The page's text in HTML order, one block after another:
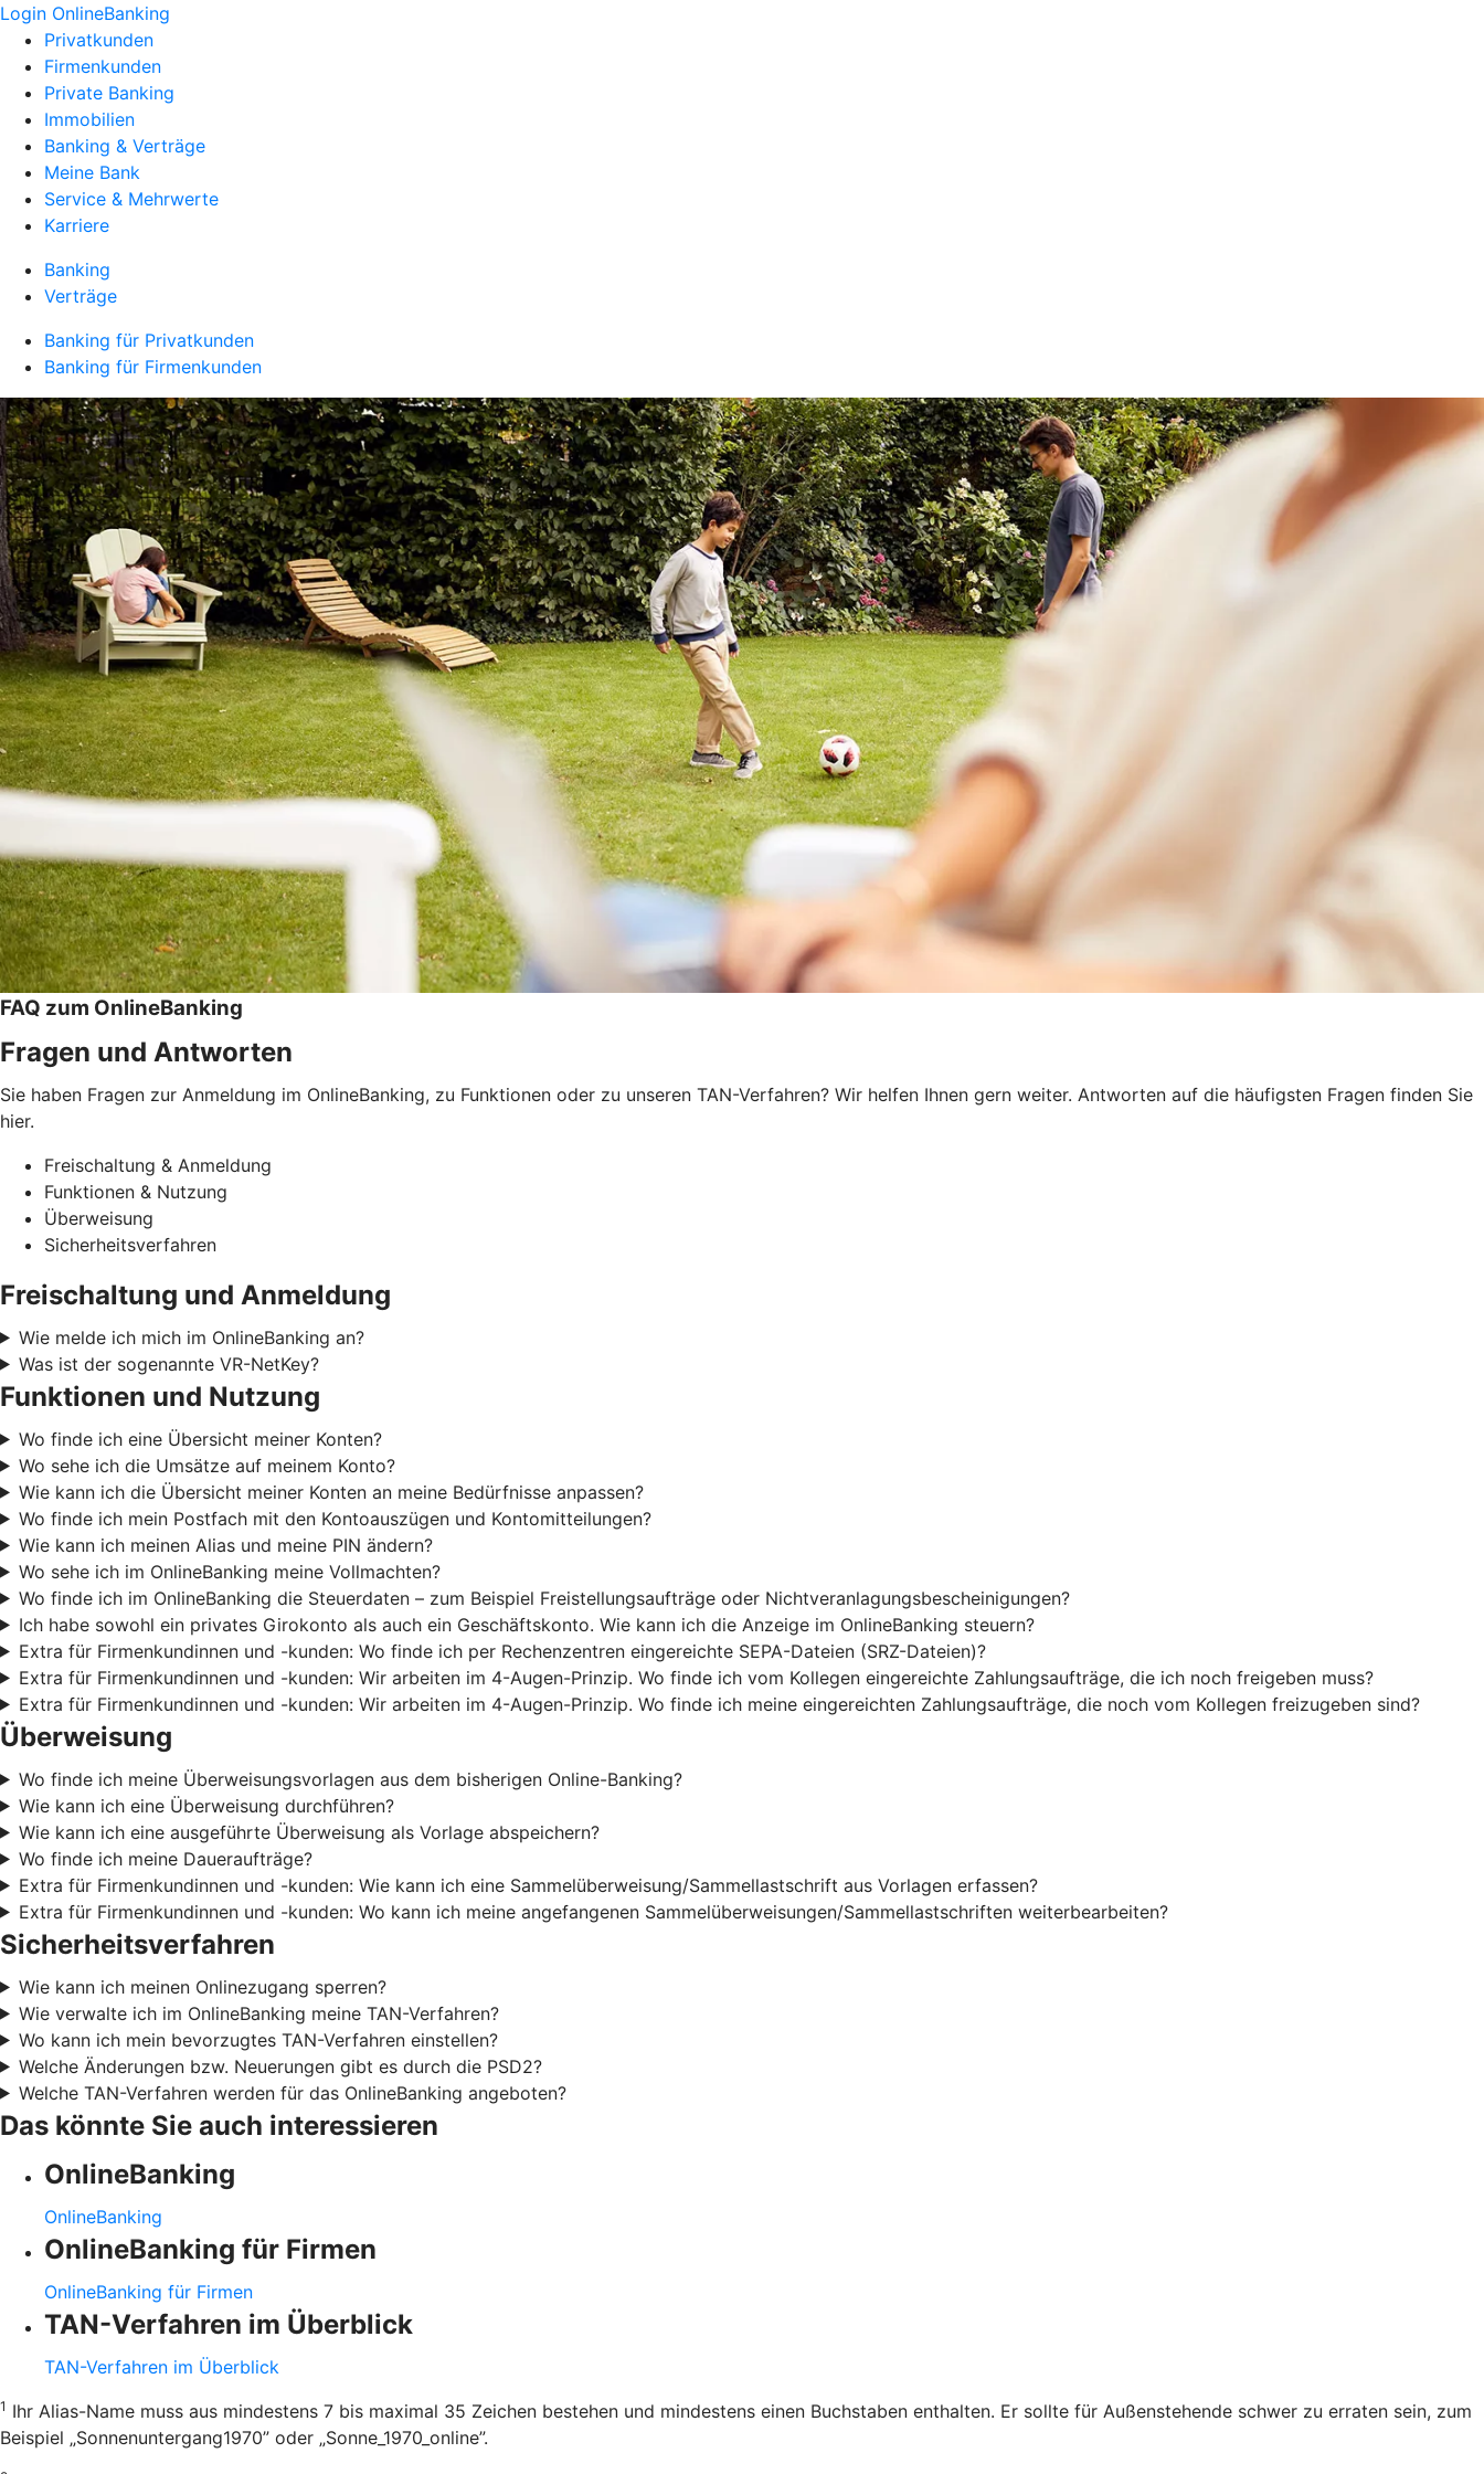
Login OnlineBanking
Privatkunden
Firmenkunden
Private Banking
Immobilien
Banking & Verträge
Meine Bank
Service & Mehrwerte
Karriere
Banking
Verträge
Banking für Privatkunden
Banking für Firmenkunden
FAQ zum OnlineBanking
Fragen und Antworten
Sie haben Fragen zur Anmeldung im OnlineBanking, zu Funktionen oder zu unseren TAN-Verfahren? Wir helfen Ihnen gern weiter. Antworten auf die häufigsten Fragen finden Sie
hier.
Freischaltung & Anmeldung
Funktionen & Nutzung
Überweisung
Sicherheitsverfahren
Freischaltung und Anmeldung
Wie melde ich mich im OnlineBanking an?
Was ist der sogenannte VR-NetKey?
Funktionen und Nutzung
Wo finde ich eine Übersicht meiner Konten?
Wo sehe ich die Umsätze auf meinem Konto?
Wie kann ich die Übersicht meiner Konten an meine Bedürfnisse anpassen?
Wo finde ich mein Postfach mit den Kontoauszügen und Kontomitteilungen?
Wie kann ich meinen Alias und meine PIN ändern?
Wo sehe ich im OnlineBanking meine Vollmachten?
Wo finde ich im OnlineBanking die Steuerdaten – zum Beispiel Freistellungsaufträge oder Nichtveranlagungsbescheinigungen?
Ich habe sowohl ein privates Girokonto als auch ein Geschäftskonto. Wie kann ich die Anzeige im OnlineBanking steuern?
Extra für Firmenkundinnen und -kunden: Wo finde ich per Rechenzentren eingereichte SEPA-Dateien (SRZ-Dateien)?
Extra für Firmenkundinnen und -kunden: Wir arbeiten im 4-Augen-Prinzip. Wo finde ich vom Kollegen eingereichte Zahlungsaufträge, die ich noch freigeben muss?
Extra für Firmenkundinnen und -kunden: Wir arbeiten im 4-Augen-Prinzip. Wo finde ich meine eingereichten Zahlungsaufträge, die noch vom Kollegen freizugeben sind?
Überweisung
Wo finde ich meine Überweisungsvorlagen aus dem bisherigen Online-Banking?
Wie kann ich eine Überweisung durchführen?
Wie kann ich eine ausgeführte Überweisung als Vorlage abspeichern?
Wo finde ich meine Daueraufträge?
Extra für Firmenkundinnen und -kunden: Wie kann ich eine Sammelüberweisung/Sammellastschrift aus Vorlagen erfassen?
Extra für Firmenkundinnen und -kunden: Wo kann ich meine angefangenen Sammelüberweisungen/Sammellastschriften weiterbearbeiten?
Sicherheitsverfahren
Wie kann ich meinen Onlinezugang sperren?
Wie verwalte ich im OnlineBanking meine TAN-Verfahren?
Wo kann ich mein bevorzugtes TAN-Verfahren einstellen?
Welche Änderungen bzw. Neuerungen gibt es durch die PSD2?
Welche TAN-Verfahren werden für das OnlineBanking angeboten?
Das könnte Sie auch interessieren
OnlineBanking
OnlineBanking
OnlineBanking für Firmen
OnlineBanking für Firmen
TAN-Verfahren im Überblick
TAN-Verfahren im Überblick
1 Ihr Alias-Name muss aus mindestens 7 bis maximal 35 Zeichen bestehen und mindestens einen Buchstaben enthalten. Er sollte für Außenstehende schwer zu erraten sein, zum
Beispiel „Sonnenuntergang1970” oder „Sonne_1970_online”.